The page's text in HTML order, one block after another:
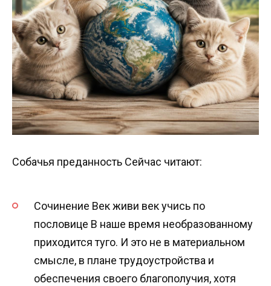
Собачья преданность Сейчас читают:
Сочинение Век живи век учись по
пословице В наше время необразованному
приходится туго. И это не в материальном
смысле, в плане трудоустройства и
обеспечения своего благополучия, хотя